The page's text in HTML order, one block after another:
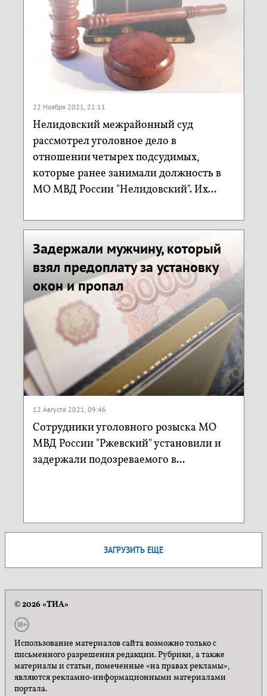
22 Ноября 2021, 21:11
Нелидовский межрайонный суд
рассмотрел уголовное дело в
отношении четырех подсудимых,
которые ранее занимали должность в
МО МВД России "Нелидовский". Их...
Задержали мужчину, который
взял предоплату за установку
окон и пропал
12 Августа 2021, 09:46
Сотрудники уголовного розыска МО
МВД России "Ржевский" установили и
задержали подозреваемого в...
ЗАГРУЗИТЬ ЕЩЕ
© 2026 «ТИА»
Использование материалов сайта возможно только с
письменного разрешения редакции. Рубрики, а также
материалы и статьи, помеченные «на правах рекламы»,
являются рекламно-информационными материалами
портала.